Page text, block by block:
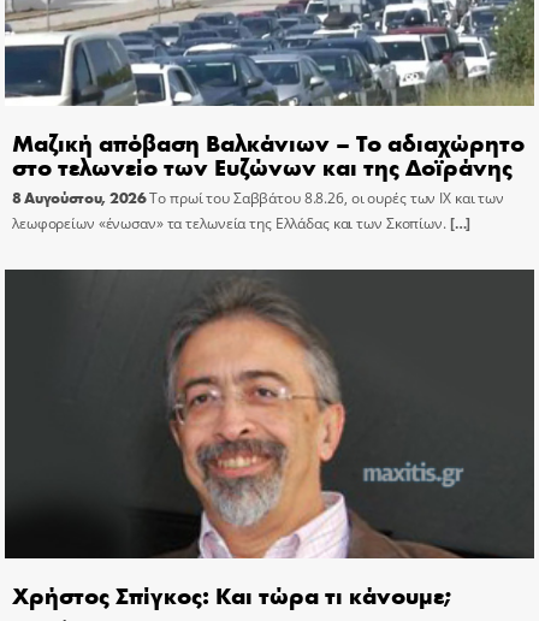
Μαζική απόβαση Βαλκάνιων – Το αδιαχώρητο
στο τελωνείο των Ευζώνων και της Δοϊράνης
8 Αυγούστου, 2026Το πρωί του Σαββάτου 8.8.26, οι ουρές των ΙΧ και των
λεωφορείων «ένωσαν» τα τελωνεία της Ελλάδας και των Σκοπίων.[…]
Χρήστος Σπίγκος: Και τώρα τι κάνουμε;